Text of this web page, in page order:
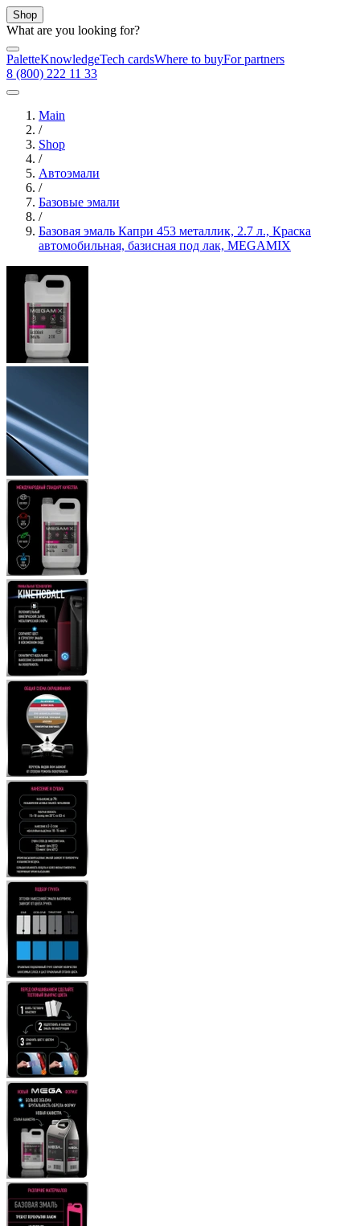
Shop
What are you looking for?
PaletteKnowledgeTech cardsWhere to buyFor partners
8 (800) 222 11 33
Main
/
Shop
/
Автоэмали
/
Базовые эмали
/
Базовая эмаль Капри 453 металлик, 2.7 л., Краска
автомобильная, базисная под лак, MEGAMIX